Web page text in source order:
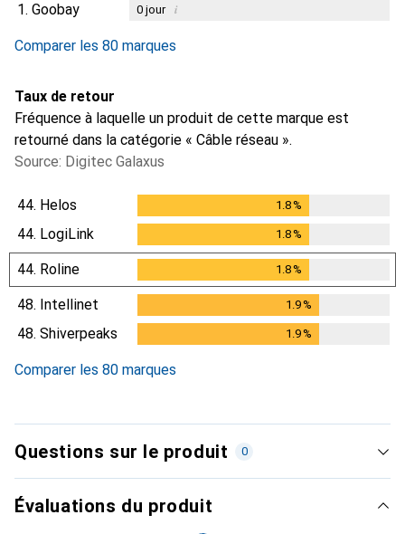
1. Goobay 0jour i
Comparer les 80 marques
Taux de retour
Fréquence à laquelle un produit de cette marque est
retourné dans la catégorie « Câble réseau ».
Source: Digitec Galaxus
44. Helos 1.8%
44. LogiLink 1.8%
44. Roline 1.8%
48. Intellinet 1.9%
48. Shiverpeaks 1.9%
Comparer les 80 marques
Questions sur le produit 0
Évaluations du produit